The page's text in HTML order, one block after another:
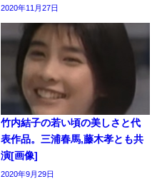
2020年11月27日
竹内結子の若い頃の美しさと代
表作品。三浦春馬,藤木孝とも共
演[画像]
2020年9月29日